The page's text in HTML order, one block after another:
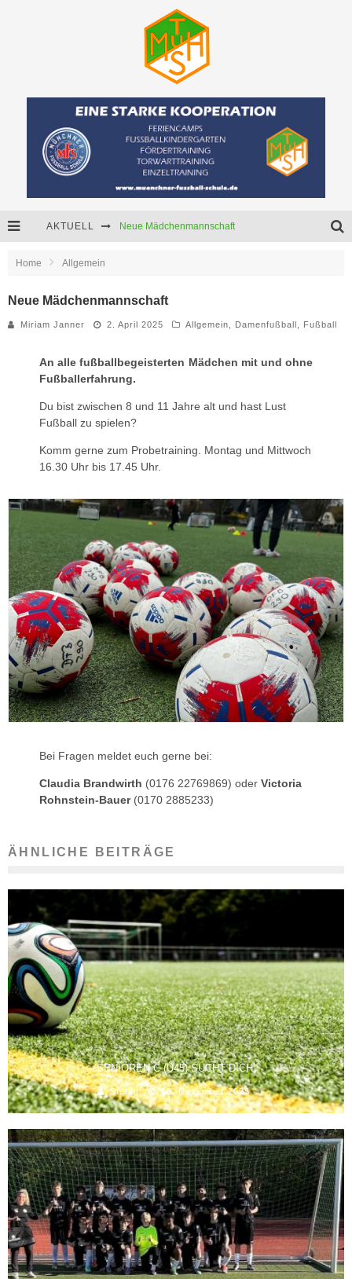
AKTUELL Neue Mädchenmannschaft
Home Allgemein
Neue Mädchenmannschaft
Miriam Janner 2. April 2025 Allgemein Damenfußball Fußball
An alle fußballbegeisterten Mädchen mit und ohne
Fußballerfahrung.
Du bist zwischen 8 und 11 Jahre alt und hast Lust
Fußball zu spielen?
Komm gerne zum Probetraining. Montag und Mittwoch
16.30 Uhr bis 17.45 Uhr.
Bei Fragen meldet euch gerne bei:
Claudia Brandwirth (0176 22769869) oder Victoria
Rohnstein-Bauer(0170 2885233)
ÄHNLICHE BEITRÄGE
SENIOREN C (Ü45) SUCHT DICH.
Stefan 18. Dezember 2025